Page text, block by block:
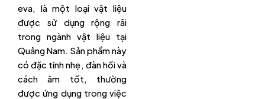
eva, là một loại vật liệu
được sử dụng rộng rãi
trong ngành vật liệu tại
Quảng Nam. Sản phẩm này
có đặc tính nhẹ, đàn hồi và
cách âm tốt, thường
được ứng dụng trong việc